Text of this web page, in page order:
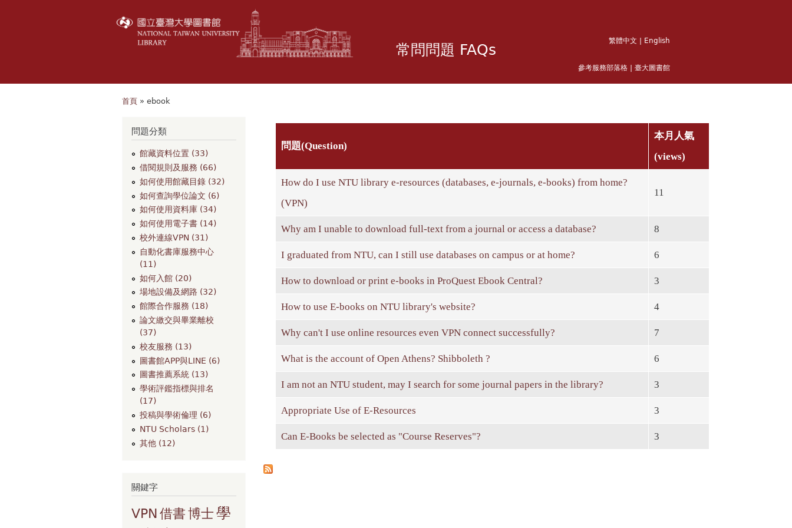
常問問題 FAQs 繁體中文 English
參考服務部落格 臺大圖書館
首頁 » ebook
問題分類
館藏資料位置 (33)
借閱規則及服務 (66)
如何使用館藏目錄 (32)
如何查詢學位論文 (6)
如何使用資料庫 (34)
如何使用電子書 (14)
校外連線VPN (31)
自動化書庫服務中心
(11)
如何入館 (20)
場地設備及網路 (32)
館際合作服務 (18)
論文繳交與畢業離校
(37)
校友服務 (13)
圖書館APP與LINE (6)
圖書推薦系統 (13)
學術評鑑指標與排名
(17)
投稿與學術倫理 (6)
NTU Scholars (1)
其他 (12)
關鍵字
VPN借書博士學
問題(Question)
本月人氣
(views)
How do I use NTU library e-resources (databases, e-journals, e-books) from home?
(VPN)
11
Why am I unable to download full-text from a journal or access a database? 8
I graduated from NTU, can I still use databases on campus or at home? 6
How to download or print e-books in ProQuest Ebook Central? 3
How to use E-books on NTU library's website? 4
Why can't I use online resources even VPN connect successfully? 7
What is the account of Open Athens? Shibboleth ? 6
I am not an NTU student, may I search for some journal papers in the library? 3
Appropriate Use of E-Resources 3
Can E-Books be selected as "Course Reserves"? 3